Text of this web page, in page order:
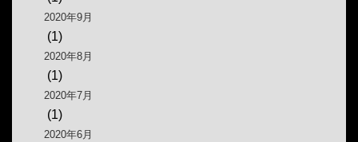
2020年9月
(1)
2020年8月
(1)
2020年7月
(1)
2020年6月